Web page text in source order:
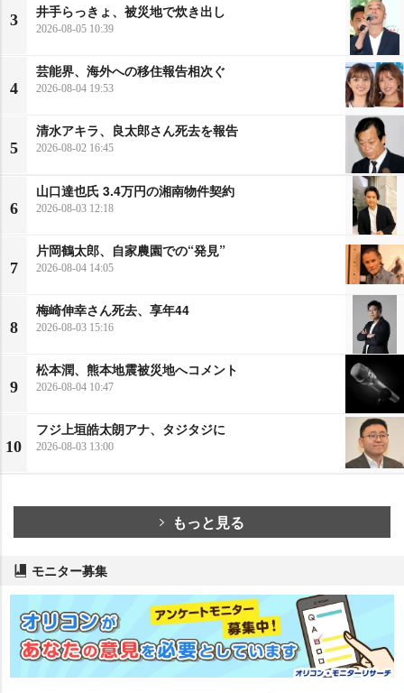
3
井手らっきょ、被災地で炊き出し
2026-08-05 10:39
4
芸能界、海外への移住報告相次ぐ
2026-08-04 19:53
5
清水アキラ、良太郎さん死去を報告
2026-08-02 16:45
6
山口達也氏 3.4万円の湘南物件契約
2026-08-03 12:18
7
片岡鶴太郎、自家農園での“発見”
2026-08-04 14:05
8
梅崎伸幸さん死去、享年44
2026-08-03 15:16
9
松本潤、熊本地震被災地へコメント
2026-08-04 10:47
10
フジ上垣皓太朗アナ、タジタジに
2026-08-03 13:00
もっと見る
モニター募集